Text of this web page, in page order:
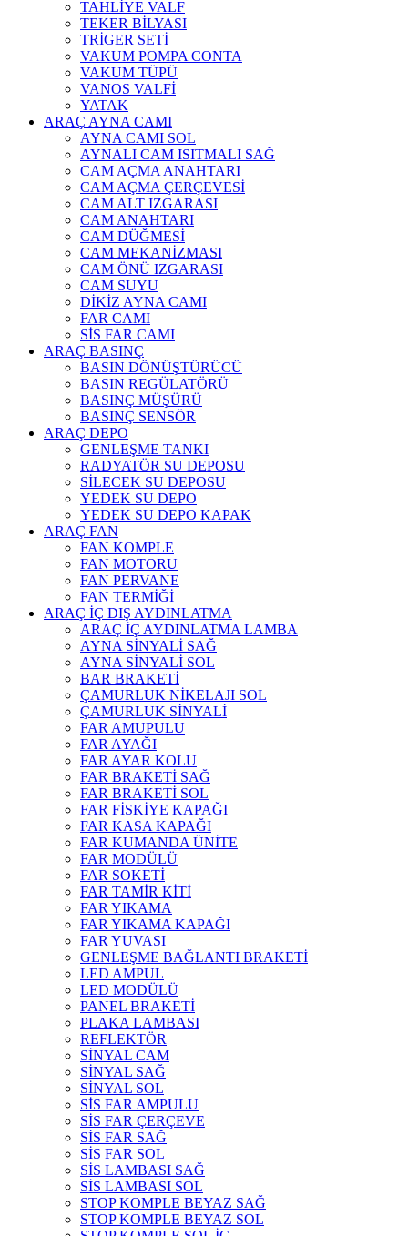
TAHLİYE VALF
TEKER BİLYASI
TRİGER SETİ
VAKUM POMPA CONTA
VAKUM TÜPÜ
VANOS VALFİ
YATAK
ARAÇ AYNA CAMI
AYNA CAMI SOL
AYNALI CAM ISITMALI SAĞ
CAM AÇMA ANAHTARI
CAM AÇMA ÇERÇEVESİ
CAM ALT IZGARASI
CAM ANAHTARI
CAM DÜĞMESİ
CAM MEKANİZMASI
CAM ÖNÜ IZGARASI
CAM SUYU
DİKİZ AYNA CAMI
FAR CAMI
SİS FAR CAMI
ARAÇ BASINÇ
BASIN DÖNÜŞTÜRÜCÜ
BASIN REGÜLATÖRÜ
BASINÇ MÜŞÜRÜ
BASINÇ SENSÖR
ARAÇ DEPO
GENLEŞME TANKI
RADYATÖR SU DEPOSU
SİLECEK SU DEPOSU
YEDEK SU DEPO
YEDEK SU DEPO KAPAK
ARAÇ FAN
FAN KOMPLE
FAN MOTORU
FAN PERVANE
FAN TERMİĞİ
ARAÇ İÇ DIŞ AYDINLATMA
ARAÇ İÇ AYDINLATMA LAMBA
AYNA SİNYALİ SAĞ
AYNA SİNYALİ SOL
BAR BRAKETİ
ÇAMURLUK NİKELAJI SOL
ÇAMURLUK SİNYALİ
FAR AMUPULU
FAR AYAĞI
FAR AYAR KOLU
FAR BRAKETİ SAĞ
FAR BRAKETİ SOL
FAR FİSKİYE KAPAĞI
FAR KASA KAPAĞI
FAR KUMANDA ÜNİTE
FAR MODÜLÜ
FAR SOKETİ
FAR TAMİR KİTİ
FAR YIKAMA
FAR YIKAMA KAPAĞI
FAR YUVASI
GENLEŞME BAĞLANTI BRAKETİ
LED AMPUL
LED MODÜLÜ
PANEL BRAKETİ
PLAKA LAMBASI
REFLEKTÖR
SİNYAL CAM
SİNYAL SAĞ
SİNYAL SOL
SİS FAR AMPULU
SİS FAR ÇERÇEVE
SİS FAR SAĞ
SİS FAR SOL
SİS LAMBASI SAĞ
SİS LAMBASI SOL
STOP KOMPLE BEYAZ SAĞ
STOP KOMPLE BEYAZ SOL